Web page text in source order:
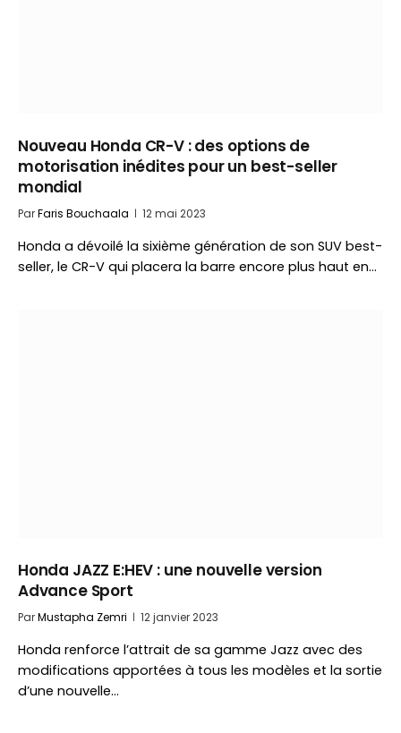
Nouveau Honda CR-V : des options de
motorisation inédites pour un best-seller
mondial
ParFaris Bouchaala 12 mai 2023
Honda a dévoilé la sixième génération de son SUV best-
seller, le CR-V qui placera la barre encore plus haut en…
Honda JAZZ E:HEV : une nouvelle version
Advance Sport
ParMustapha Zemri 12 janvier 2023
Honda renforce l’attrait de sa gamme Jazz avec des
modifications apportées à tous les modèles et la sortie
d’une nouvelle…